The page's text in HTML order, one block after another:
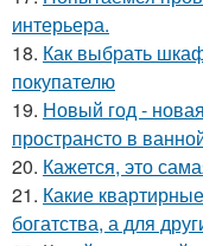
интерьера.
18. Как выбрать
покупателю
19. Новый год -
пространсто в
20. Кажется, это
21. Какие
богатства, а для